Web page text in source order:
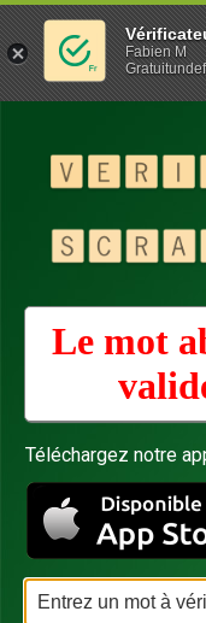
Le mot
Téléchargez notre
Fabien M